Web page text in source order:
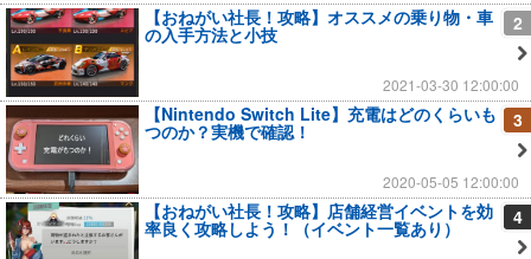
2
【おねがい社長！攻略】オススメの乗り物・車
の入手方法と小技
2021-03-30 12:00:00
3
【Nintendo Switch Lite】充電はどのくらいも
つのか？実機で確認！
2020-05-05 12:00:00
4
【おねがい社長！攻略】店舗経営イベントを効
率良く攻略しよう！（イベント一覧あり）